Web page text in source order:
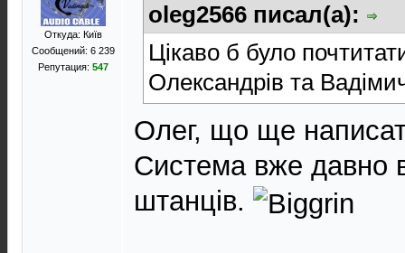
Откуда: Київ
Сообщений: 6 239
Репутация: 547
oleg2566 писал(а):
Цікаво б було
Олександрів та
Олег, що ще
Система вже давно
штанців.